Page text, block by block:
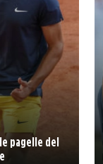
pagelle del